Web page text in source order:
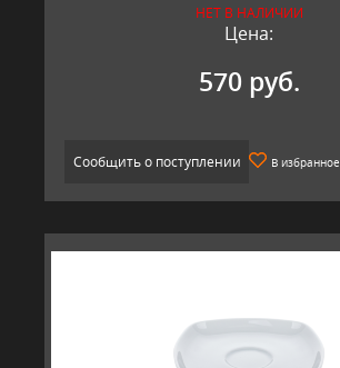
НЕТ В НАЛИЧИИ
Цена:
570 руб.
Сообщить о поступлении В избранное